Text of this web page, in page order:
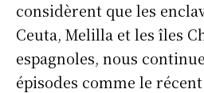
considèrent que les
Ceuta, Melilla et les îles
espagnoles, nous
épisodes comme le